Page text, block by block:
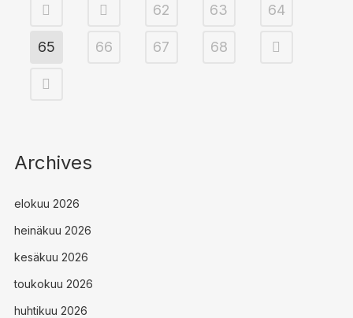
62 63 64
65 66 67 68
Archives
elokuu 2026
heinäkuu 2026
kesäkuu 2026
toukokuu 2026
huhtikuu 2026